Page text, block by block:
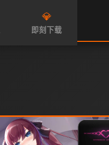
💎
即刻下载